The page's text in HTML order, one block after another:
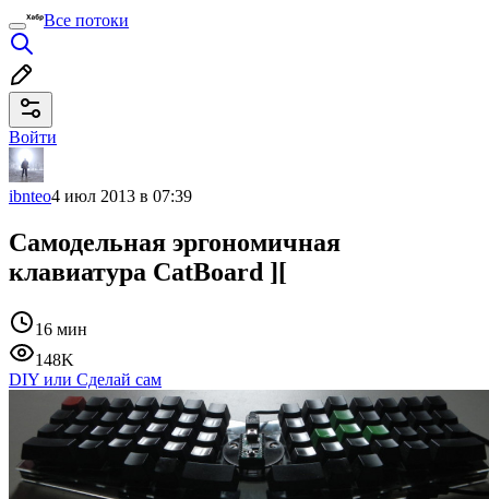
Все потоки
Войти
ibnteo4 июл 2013 в 07:39
Самодельная эргономичная
клавиатура CatBoard ][
16 мин
148K
DIY или Сделай сам